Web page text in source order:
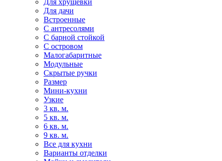
Для хрущевки
Для дачи
Встроенные
С антресолями
С барной стойкой
С островом
Малогабаритные
Модульные
Скрытые ручки
Размер
Мини-кухни
Узкие
3 кв. м.
5 кв. м.
6 кв. м.
9 кв. м.
Все для кухни
Варианты отделки